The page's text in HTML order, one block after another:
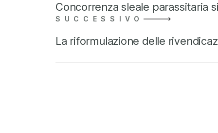
Concorrenza sleale parassitaria
SUCCESSIVO
La riformulazione delle